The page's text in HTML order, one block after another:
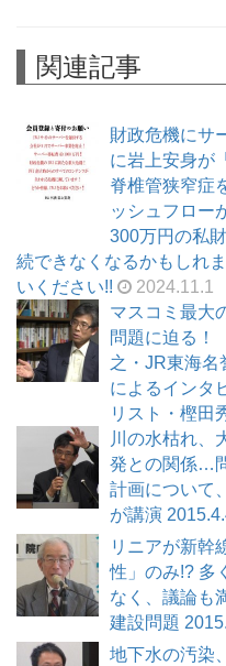
関連記事
財政危機にサ
に岩上安身が
脊椎管狭窄症
ッシュフロー
300万円の私
続できなくなるかもしれ
いください!!
2024.11.1
マスコミ最大
問題に迫る！
之・JR東海名
によるインタ
リスト・樫田
川の水枯れ、
発との関係…
計画について
が講演
リニアが新幹
性」のみ!? 多
なく、議論も
建設問題
地下水の汚染